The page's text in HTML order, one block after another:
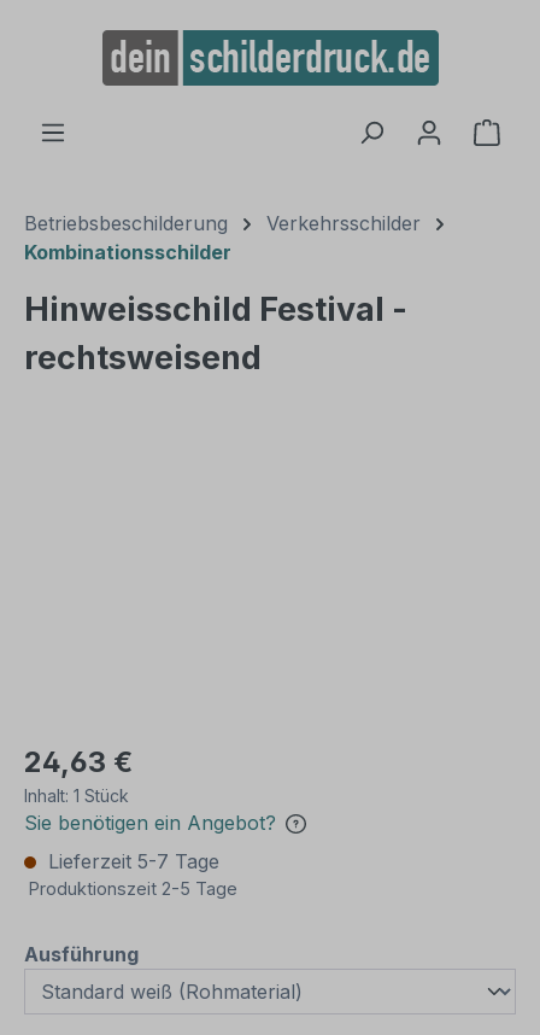
springen
Betriebsbeschilderung
Verkehrsschilder
Kombinationsschilder
Hinweisschild Festival -
rechtsweisend
24,63 €
Inhalt: 1 Stück
Sie benötigen ein Angebot?
Lieferzeit 5-7 Tage
Produktionszeit 2-5 Tage
Ausführungauswählen